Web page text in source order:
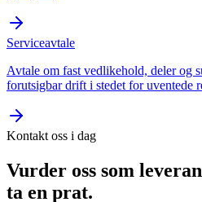
Serviceavtale
Avtale om fast vedlikehold, deler og
forutsigbar drift i stedet for uventede
Kontakt oss i dag
Vurder oss som
ta en prat.